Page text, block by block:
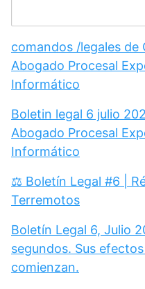
comandos /legales de
Abogado Procesal
Informático
Boletin legal 6 julio
Abogado Procesal
Informático
⚖️ Boletín Legal #6 |
Terremotos
Boletín Legal 6, Julio
segundos. Sus
comienzan.